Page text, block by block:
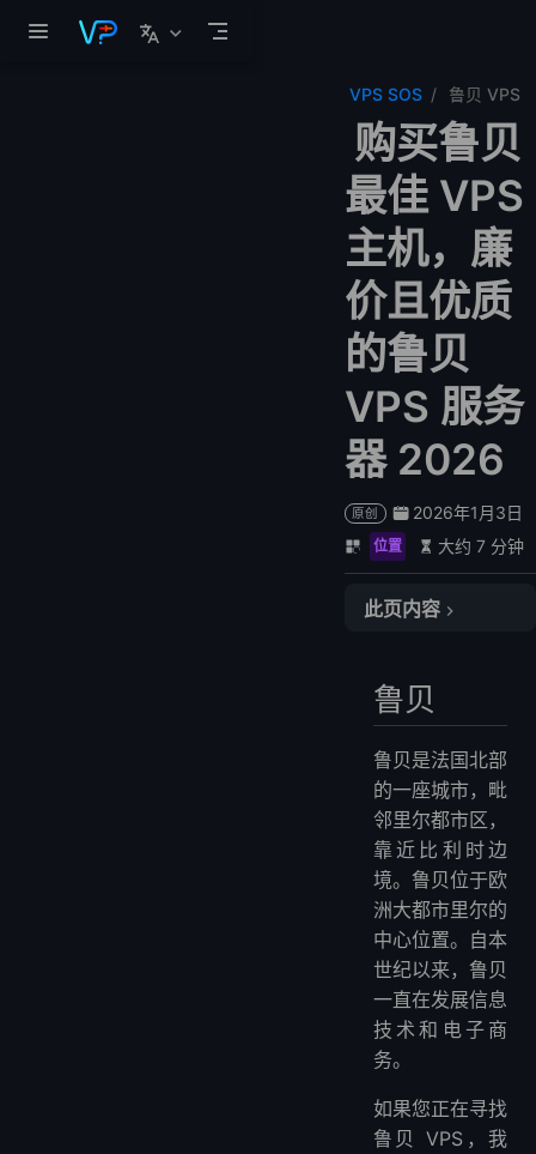
跳至主要內容
VPS SOS 鲁贝 VPS
购买鲁贝
最佳 VPS
主机，廉
价且优质
的鲁贝
VPS 服务
器 2026
原创 2026年1月3日
位置 大约 7 分钟
此页内容
巴黎鲁贝 VPS 比较
1. OVHcloud
3. Cloudzy
常见问题
什么是法国 VPS？
VPS 用途是什么？
如何选择最佳 VPS？
更多常见问题
更多地区 VPS 主机提供商
最佳 CDN 推荐
鲁贝
鲁贝是法国北部
的一座城市，毗
邻里尔都市区，
靠近比利时边
境。鲁贝位于欧
洲大都市里尔的
中心位置。自本
世纪以来，鲁贝
一直在发展信息
技术和电子商
务。
如果您正在寻找
鲁贝 VPS，我